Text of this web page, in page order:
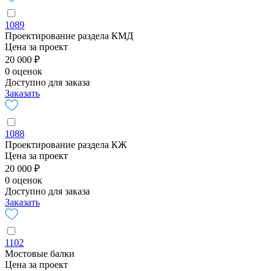
1089
Проектирование раздела КМД
Цена за проект
20 000 ₽
0 оценок
Доступно для заказа
Заказать
1088
Проектирование раздела КЖ
Цена за проект
20 000 ₽
0 оценок
Доступно для заказа
Заказать
1102
Мостовые балки
Цена за проект